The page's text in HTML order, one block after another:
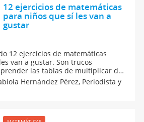
12 ejercicios de matemáticas
para niños que sí les van a
gustar
12 ejercicios de matemáticas
van a gustar. Son trucos
las tablas de multiplicar de
o juegos de manualidades para los
que tu hijo aprenda todo
jugando.
Hernández Pérez, Periodista y